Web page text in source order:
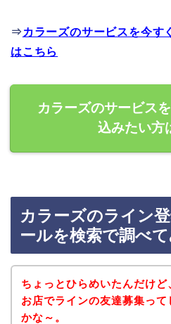
⇒ カラーズのサービスを今す
はこちら
カラーズのサービス
込みたい方
カラーズのライン
ールを検索で調べて
ちょっとひらめいたんだけど
お店でラインの友達募集って
かな～。